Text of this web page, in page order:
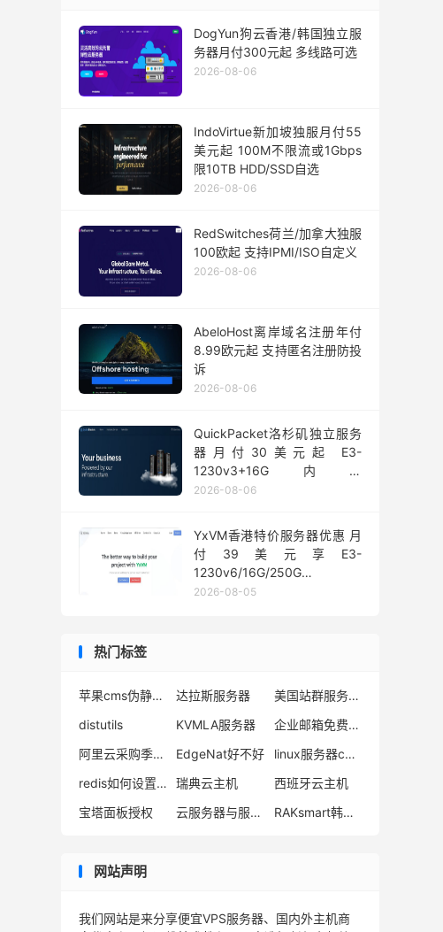
DogYun狗云香港/韩国独立服
务器月付300元起 多线路可选
2026-08-06
IndoVirtue新加坡独服月付55
美元起 100M不限流或1Gbps
限10TB HDD/SSD自选
2026-08-06
RedSwitches荷兰/加拿大独服
100欧起 支持IPMI/ISO自定义
2026-08-06
AbeloHost离岸域名注册年付
8.99欧元起 支持匿名注册防投
诉
2026-08-06
QuickPacket洛杉矶独立服务
器月付30美元起 E3-
1230v3+16G内存
1Gbps@50TB大流量
2026-08-06
YxVM香港特价服务器优惠 月
付39美元享E3-
1230v6/16G/250G
SSD/10TB流量
2026-08-05
热门标签
苹果cms伪静态设置 达拉斯服务器
美国站群服务器商家
distutils
KVMLA服务器
企业邮箱免费注册申请
阿里云采购季大促
EdgeNat好不好
linux服务器cpu内存
redis如何设置密码及验证密码
瑞典云主机
西班牙云主机
宝塔面板授权
云服务器与服务器的区别 RAKsmart韩国云服务器
网站声明
我们网站是来分享便宜VPS服务器、国内外主机商